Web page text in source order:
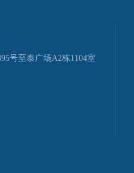
号至泰广场A2栋1104室